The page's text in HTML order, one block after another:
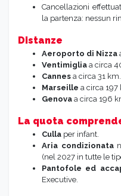
Cancellazioni
la partenza: nessun
Distanze
Aeroporto di Nizza
Ventimiglia a circa
Cannes a circa 31 km.
Marseille a circa 197
Genova a circa 196
La quota
Culla per infant.
Aria condizionata
(nel 2027 in tutte le
Pantofole ed
Executive.